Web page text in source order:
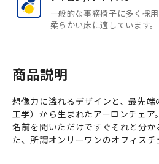
一般的な事務椅子に多く採
柔らかい床に適しています。
商品説明
想像力に溢れるデザインと、最先
工学）から生まれたアーロンチェア。
名前を聞いただけですぐそれと分
た、所謂オンリーワンのオフィスチ